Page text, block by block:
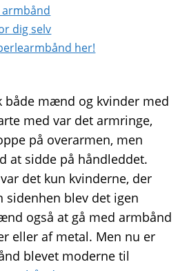
dig selv
her!
både mænd og kvinder med
med var det armringe,
på overarmen, men
at sidde på håndleddet.
det kun kvinderne, der
sidenhen blev det igen
også at gå med armbånd
eller af metal. Men nu er
blevet moderne til